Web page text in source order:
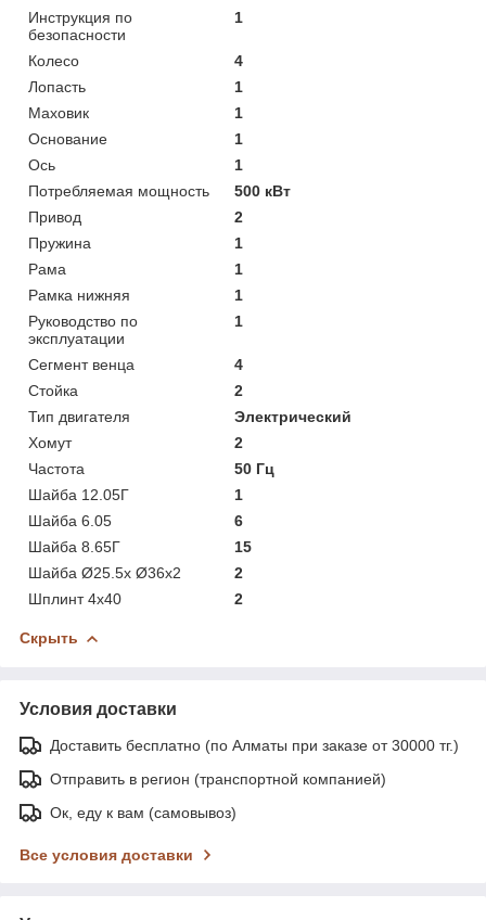
Инструкция по
безопасности
1
Колесо
4
Лопасть
1
Маховик
1
Основание
1
Ось
1
Потребляемая мощность
500 кВт
Привод
2
Пружина
1
Рама
1
Рамка нижняя
1
Руководство по
эксплуатации
1
Сегмент венца
4
Стойка
2
Тип двигателя
Электрический
Хомут
2
Частота
50 Гц
Шайба 12.05Г
1
Шайба 6.05
6
Шайба 8.65Г
15
Шайба Ø25.5х Ø36x2
2
Шплинт 4х40
2
Скрыть
Условия доставки
Доставить бесплатно (по Алматы при заказе от 30000 тг.)
Отправить в регион (транспортной компанией)
Ок, еду к вам (самовывоз)
Все условия доставки